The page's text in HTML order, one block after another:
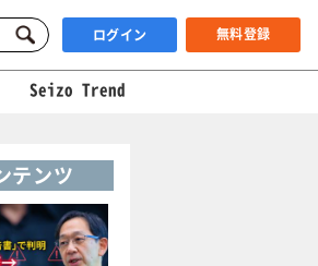
ログイン 無料登録
Seizo Trend
テンツ